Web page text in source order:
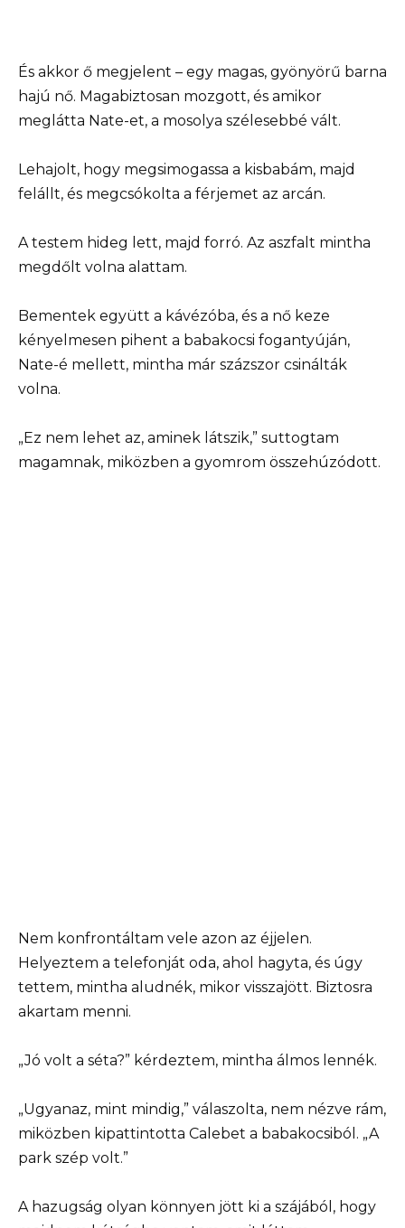
És akkor ő megjelent – egy magas, gyönyörű barna
hajú nő. Magabiztosan mozgott, és amikor
meglátta Nate-et, a mosolya szélesebbé vált.
Lehajolt, hogy megsimogassa a kisbabám, majd
felállt, és megcsókolta a férjemet az arcán.
A testem hideg lett, majd forró. Az aszfalt mintha
megdőlt volna alattam.
Bementek együtt a kávézóba, és a nő keze
kényelmesen pihent a babakocsi fogantyúján,
Nate-é mellett, mintha már százszor csinálták
volna.
„Ez nem lehet az, aminek látszik,” suttogtam
magamnak, miközben a gyomrom összehúzódott.
Nem konfrontáltam vele azon az éjjelen.
Helyeztem a telefonját oda, ahol hagyta, és úgy
tettem, mintha aludnék, mikor visszajött. Biztosra
akartam menni.
„Jó volt a séta?” kérdeztem, mintha álmos lennék.
„Ugyanaz, mint mindig,” válaszolta, nem nézve rám,
miközben kipattintotta Calebet a babakocsiból. „A
park szép volt.”
A hazugság olyan könnyen jött ki a szájából, hogy